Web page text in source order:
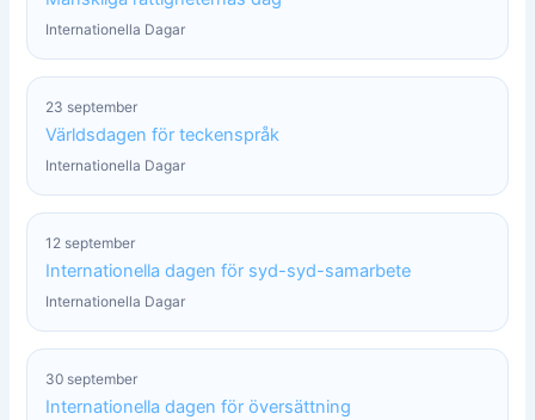
Internationella Dagar
23 september
Världsdagen för teckenspråk
Internationella Dagar
12 september
Internationella dagen för syd-syd-samarbete
Internationella Dagar
30 september
Internationella dagen för översättning